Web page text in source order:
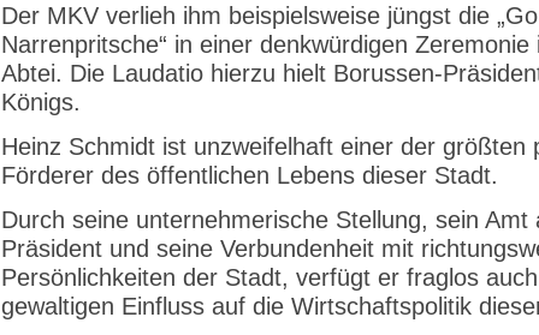
Der MKV verlieh ihm beispielsweise jüngst die
Narrenpritsche“ in einer denkwürdigen Zeremonie
Abtei. Die Laudatio hierzu hielt Borussen-
Königs.
Heinz Schmidt ist unzweifelhaft einer der größten
Förderer des öffentlichen Lebens dieser Stadt.
Durch seine unternehmerische Stellung, sein Amt
Präsident und seine Verbundenheit mit
Persönlichkeiten der Stadt, verfügt er fraglos
gewaltigen Einfluss auf die Wirtschaftspolitik